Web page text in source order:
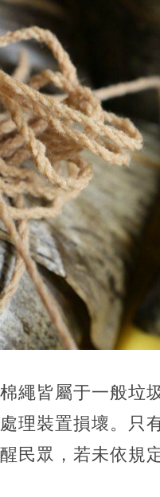
繩皆屬于一般垃
理裝置損壞。只
民眾，若未依規